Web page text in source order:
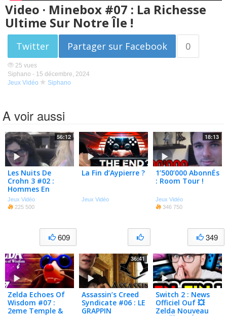
Video · Minebox #07 : La Richesse
Ultime Sur Notre Île !
Twitter Partager sur Facebook 0
25 vues
Siphano - 15 décembre, 2024
Jeux Vidéo
Siphano
A voir aussi
56:12
Les Nuits De
Crohn 3 #02 :
Hommes En
Femmes &
Blondie Punk !
Jeux Vidéo
225 500
609
La Fin d’Aypierre ?
Jeux Vidéo
18:13
1’500’000 AbonnÉs
: Room Tour !
Jeux Vidéo
346 750
349
Zelda Echoes Of
Wisdom #07 :
2eme Temple &
36:41
Assassin’s Creed
Syndicate #06 : LE
GRAPPIN
Switch 2 : News
Officiel Ouf 💥
Zelda Nouveau